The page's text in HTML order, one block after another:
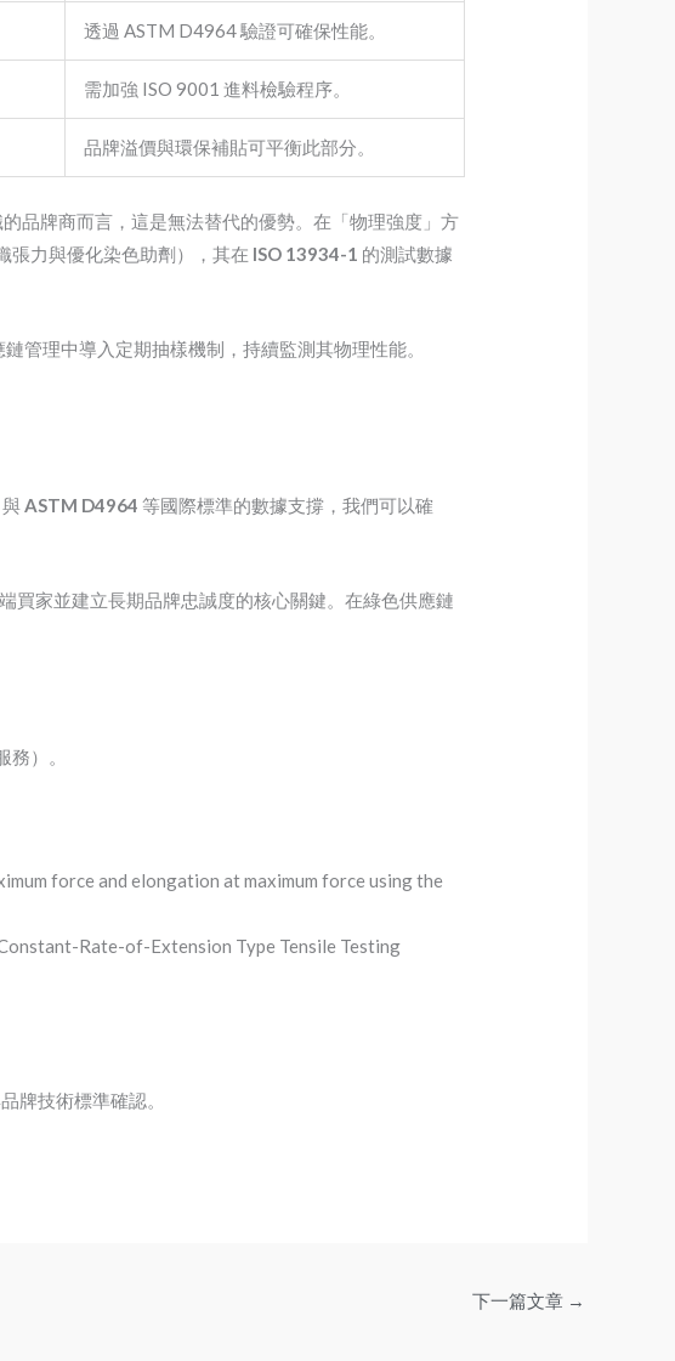
透過 ASTM D4964 驗證可確保性能。
需加強 ISO 9001 進料檢驗程序。
品牌溢價與環保補貼可平衡此部分。
品牌商而言，這是無法替代的優勢。在「物理強度」方
張力與優化染色助劑），其在 ISO 13934-1 的測試數據
管理中導入定期抽樣機制，持續監測其物理性能。
與ASTM D4964 等國際標準的數據支撐，我們可以確
買家並建立長期品牌忠誠度的核心關鍵。在綠色供應鏈
）。
force and elongation at maximum force using the
Rate-of-Extension Type Tensile Testing
牌技術標準確認。
下一篇文章 →